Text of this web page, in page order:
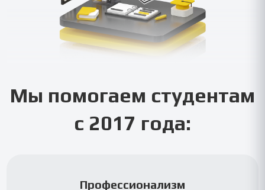
Мы помогаем студентам
с 2017 года:
Профессионализм